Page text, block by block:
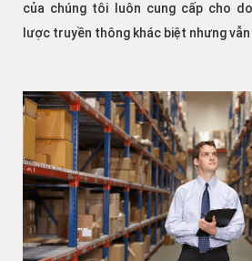
của chúng tôi luôn cung cấp cho
lược truyền thông khác biệt nhưng